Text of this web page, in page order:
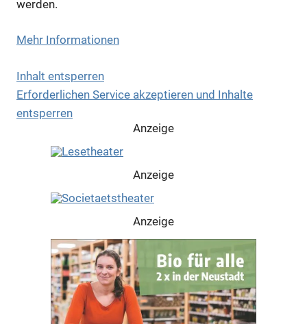
werden.
Mehr Informationen
Inhalt entsperren
Erforderlichen Service akzeptieren und Inhalte
entsperren
Anzeige
Anzeige
Anzeige